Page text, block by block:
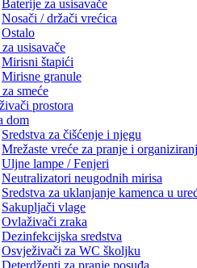
Baterije za usisavače
Nosači / držači vrećica
Ostalo
usisavače
Mirisni štapići
Mirisne granule
smeće
prostora
dom
Sredstva za čišćenje i njegu
Mrežaste vreće za pranje i
Uljne lampe / Fenjeri
Neutralizatori neugodnih mirisa
Sredstva za uklanjanje kamenca u
Sakupljači vlage
Ovlaživači zraka
Dezinfekcijska sredstva
Osvježivači za WC školjku
Deterdženti za pranje posuđa